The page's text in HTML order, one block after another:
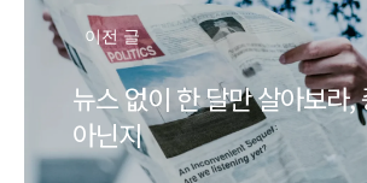
이전 글
뉴스 없이 한 달만 살아보라,
아닌지